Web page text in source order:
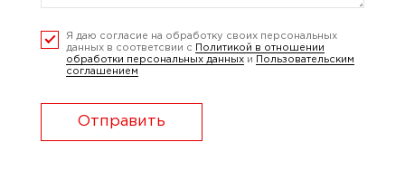
Я даю согласие на обработку своих персональных
данных в соответсвии с
Политикой в отношении
обработки персональных данных и
Пользовательским
соглашением
Отправить